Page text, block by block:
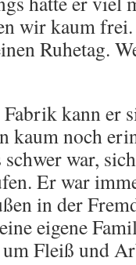
wir kaum
Ruhetag.
kann er
kaum noch
schwer war,
Er war
in der
eigene
Fleiß und